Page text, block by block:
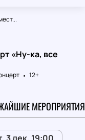
«Ну-ка, все
12+
МЕРОПРИЯТИЯ